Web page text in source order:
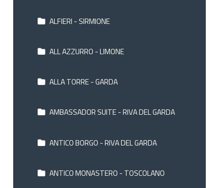
ALFIERI - SIRMIONE
ALL AZZURRO - LIMONE
ALLA TORRE - GARDA
AMBASSADOR SUITE - RIVA DEL GARDA
ANTICO BORGO - RIVA DEL GARDA
ANTICO MONASTERO - TOSCOLANO